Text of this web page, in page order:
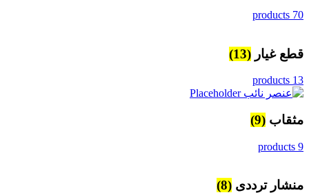
70 products
قطع غيار (13)
13 products
مثقاب (9)
9 products
منشار ترددى (8)